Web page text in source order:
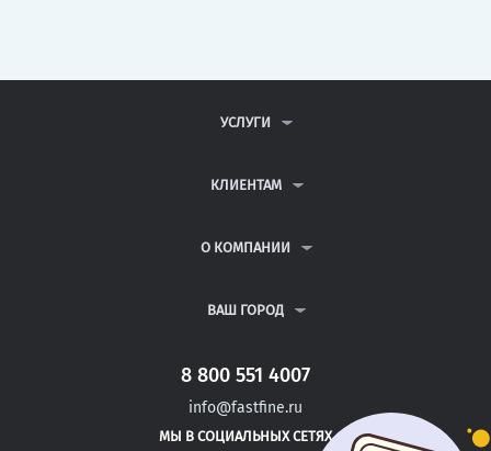
УСЛУГИ
ДИПЛОМНЫЕ РАБОТЫ
РЕФЕРАТЫ
КЛИЕНТАМ
ВОПРОСЫ И ОТВЕТЫ
ПОЛИТИКА КОНФИДЕНЦИАЛЬНОСТИ
О КОМПАНИИ
КОНТАКТЫ
ВАШ ГОРОД
САНКТ-ПЕТЕРБУРГ
ЖЕЛЕЗНОВОДСК
ПРАСКОВЕЯ
8 800 551 4007
info@fastfine.ru
МЫ В СОЦИАЛЬНЫХ СЕТЯХ